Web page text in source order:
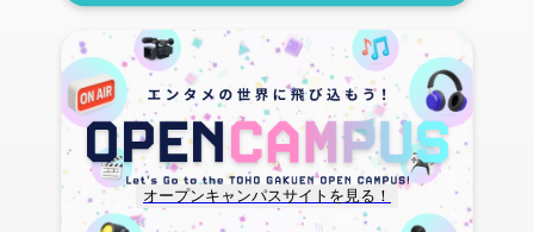
オープンキャンパスサイトを見る！